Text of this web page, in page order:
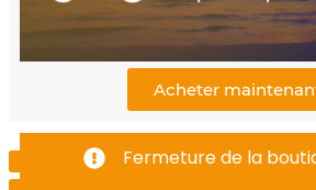
o
k
-
e
Acheter
Fermeture de la